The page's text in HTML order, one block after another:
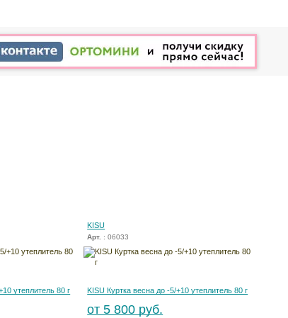
утеплитель 80 г
KISU
Арт. : 06033
KISU Куртка весна до -5/+10 утеплитель 80 г
от 5 800 руб.